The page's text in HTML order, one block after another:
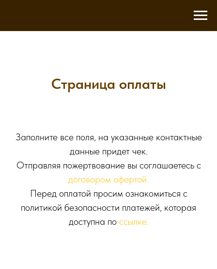
Страница оплаты
Заполните все поля, на указанные контактные
данные придет чек.
Отправляя пожертвование вы соглашаетесь с
договором офертой.
Перед оплатой просим ознакомиться с
политикой безопасности платежей, которая
доступна по ссылке.